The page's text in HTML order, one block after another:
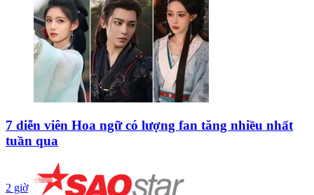
7 diễn viên Hoa ngữ có lượng fan tăng nhiều nhất
tuần qua
2 giờ